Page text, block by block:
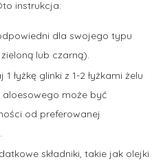
instrukcja:
dla swojego typu
lub czarną).
łyżkę glinki z 1-2 łyżkami żelu
aloesowego może być
od preferowanej
składniki, takie jak olejki